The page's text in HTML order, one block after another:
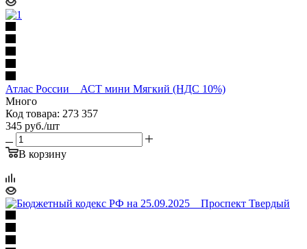
Атлас России _ АСТ мини Мягкий (НДС 10%)
Много
Код товара: 273 357
345 руб./шт
В корзину